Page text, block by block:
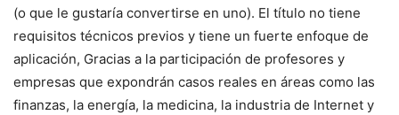
(o que le gustaría convertirse en uno). El título no tiene
requisitos técnicos previos y tiene un fuerte enfoque de
aplicación, Gracias a la participación de profesores y
empresas que expondrán casos reales en áreas como las
finanzas, la energía, la medicina, la industria de Internet y